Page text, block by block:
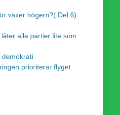
växer högern?( Del 6)
alla partier lite som
demokrati
prioriterar flyget